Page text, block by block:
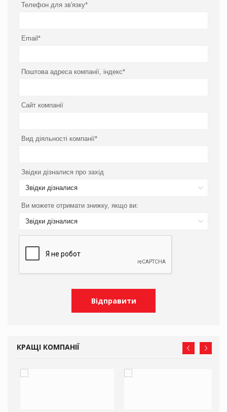
Телефон для зв'язку*
Email*
Поштова адреса компанії, індекс*
Сайт компанії
Вид діяльності компанії*
Звідки дізналися про захід
Звідки дізналися
Ви можете отримати знижку, якщо ви:
Звідки дізналися
КРАЩІ КОМПАНІЇ